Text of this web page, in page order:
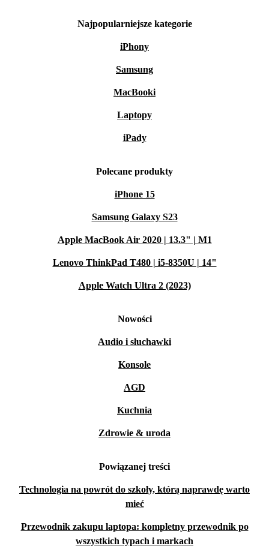
Najpopularniejsze kategorie
iPhony
Samsung
MacBooki
Laptopy
iPady
Polecane produkty
iPhone 15
Samsung Galaxy S23
Apple MacBook Air 2020 | 13.3" | M1
Lenovo ThinkPad T480 | i5-8350U | 14"
Apple Watch Ultra 2 (2023)
Nowości
Audio i słuchawki
Konsole
AGD
Kuchnia
Zdrowie & uroda
Powiązanej treści
Technologia na powrót do szkoły, którą naprawdę warto
mieć
Przewodnik zakupu laptopa: kompletny przewodnik po
wszystkich typach i markach